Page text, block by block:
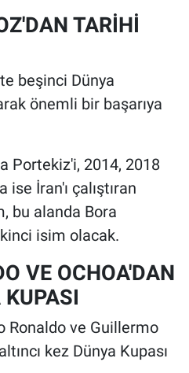
TARİHİ
beşinci Dünya
önemli bir başarıya
Portekiz'i, 2014, 2018
İran'ı çalıştıran
bu alanda Bora
isim olacak.
VE OCHOA'DAN
Ronaldo ve Guillermo
kez Dünya Kupası